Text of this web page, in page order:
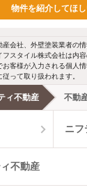
物件を紹介してほ
産会社、外壁塗装業者の
スタイル株式会社は内
客様が入力される個人
って取り扱われます。
ィ不動産 不動
ニフ
不動産